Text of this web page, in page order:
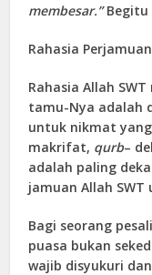
membesar.”Begitu
Rahasia
Rahasia Allah
tamu-Nya adalah
untuk nikmat
makrifat, qurb–
adalah paling
jamuan Allah
Bagi seorang
puasa bukan
wajib disyukuri